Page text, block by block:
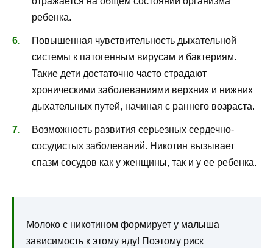
ребенка.
Повышенная чувствительность дыхательной
системы к патогенным вирусам и бактериям.
Такие дети достаточно часто страдают
хроническими заболеваниями верхних и нижних
дыхательных путей, начиная с раннего возраста.
Возможность развития серьезных сердечно-
сосудистых заболеваний. Никотин вызывает
спазм сосудов как у женщины, так и у ее ребенка.
Молоко с никотином формирует у малыша
зависимость к этому яду! Поэтому риск